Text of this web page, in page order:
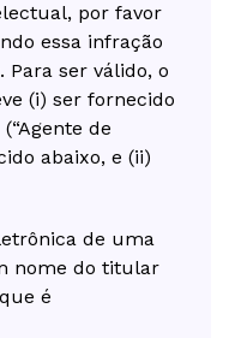
por favor
essa infração
Para ser válido, o
(i) ser fornecido
de
abaixo, e (ii)
de uma
nome do titular
é